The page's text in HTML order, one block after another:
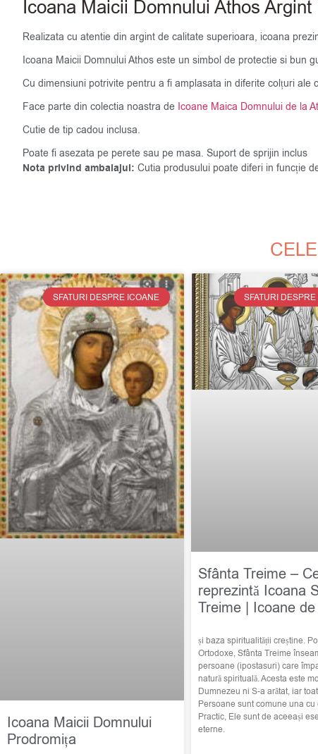
Icoana Maicii Domnului Athos
Realizata cu atentie din argint de calitate superioara, icoana
Icoana Maicii Domnului Athos este un simbol de protectie si bun
Cu dimensiuni potrivite pentru a fi amplasata in diferite colțuri
Face parte din colectia noastra de Icoane Maica Domnului de la
Cutie de tip cadou inclusa.
Poate fi asezata pe perete sau pe masa. Suport de sprijin inclus
Nota privind ambalajul: Cutia produsului poate diferi in funcție
SFATURI DESPRE ICOANE
Icoana Maicii Domnului
Prodromița
SFATURI
Sfânta Treime –
reprezintă Icoana
Treime | Icoane
și baza spiritualității creștine.
Ortodoxe, Sfânta Treime
persoane (ipostasuri) care
natură spirituală. Acesta este
Dumnezeu ni S-a arătat, iar
Persoane sunt comune una cu
Practic, Ele sunt de aceeași
eterne.